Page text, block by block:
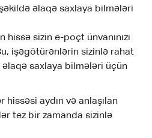
əlaqə saxlaya bilmələri
hissə sizin e-poçt ünvanınızı
işəgötürənlərin sizinlə rahat
saxlaya bilmələri üçün
hissəsi aydın və anlaşılan
tez bir zamanda sizinlə